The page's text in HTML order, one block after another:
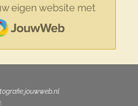
eigen website met